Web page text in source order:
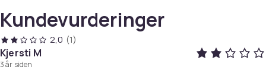
Spesifikasjoner:
Farge: Sølv
Materiale: Kobber
Kundevurderinger
2,0 (1)
Kjersti M
3 år siden